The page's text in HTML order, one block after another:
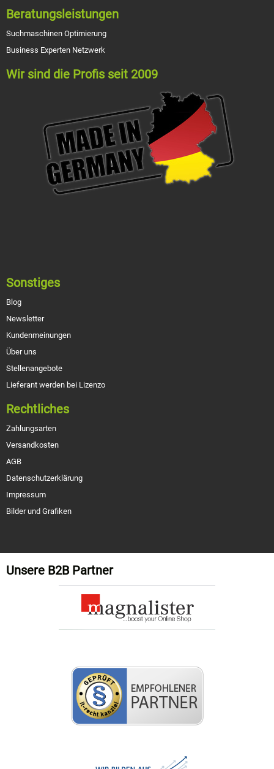
Beratungsleistungen
Suchmaschinen Optimierung
Business Experten Netzwerk
Wir sind die Profis seit 2009
Sonstiges
Blog
Newsletter
Kundenmeinungen
Über uns
Stellenangebote
Lieferant werden bei Lizenzo
Rechtliches
Zahlungsarten
Versandkosten
AGB
Datenschutzerklärung
Impressum
Bilder und Grafiken
Unsere B2B Partner